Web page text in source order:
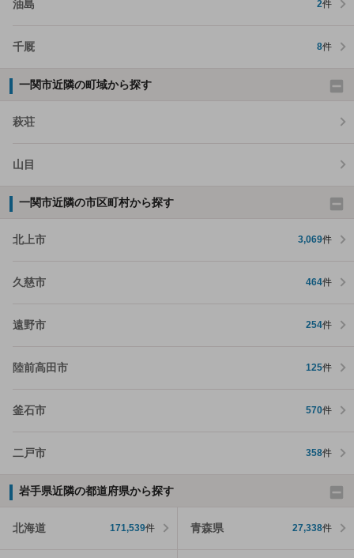
油島 2件
千厩 8件
一関市近隣の町域から探す
萩荘
山目
一関市近隣の市区町村から探す
北上市 3,069件
久慈市 464件
遠野市 254件
陸前高田市 125件
釜石市 570件
二戸市 358件
岩手県近隣の都道府県から探す
北海道 171,539件 青森県 27,338件